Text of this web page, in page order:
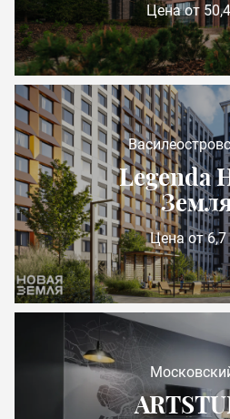
Цена от
Legenda
Цена от